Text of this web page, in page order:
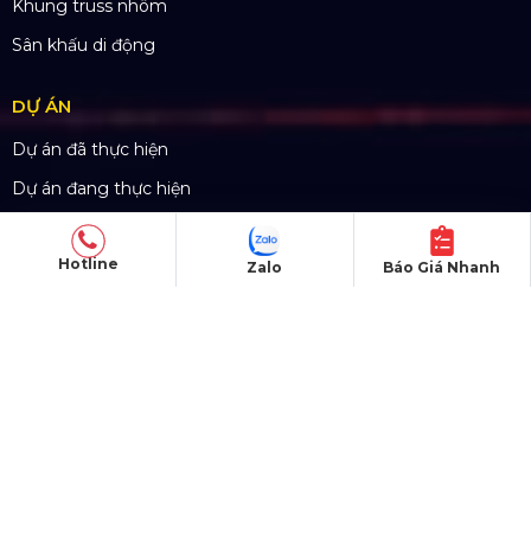
Khung truss nhôm
Sân khấu di động
DỰ ÁN
Dự án đã thực hiện
Dự án đang thực hiện
Dự án nổi bật
Dự án khác
Hotline Báo Giá Nhanh
Zalo